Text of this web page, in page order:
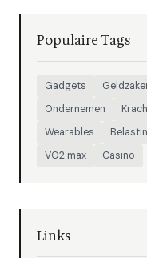
Populaire Tags
Gadgets
Ondernemen
Wearables
VO2 max
Casino
Links